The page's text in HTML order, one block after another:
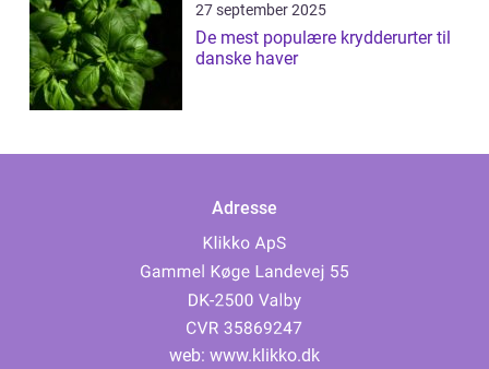
27 september 2025
De mest populære krydderurter til
danske haver
Adresse
web: www.klikko.dk